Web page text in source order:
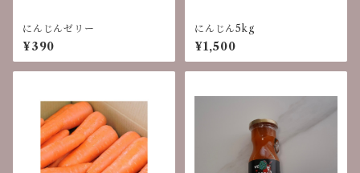
にんじんゼリー
¥390
にんじん5kg
¥1,500